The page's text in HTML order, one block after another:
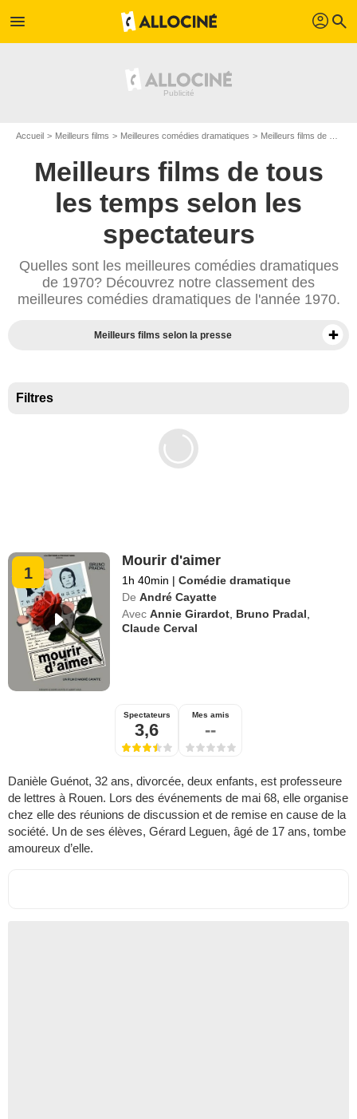
menu profil search
Accueil Meilleurs films Meilleures comédies dramatiques Meilleurs films de 1970
Meilleurs films de tous
les temps selon les
spectateurs
Quelles sont les meilleures comédies dramatiques
de 1970? Découvrez notre classement des
meilleures comédies dramatiques de l'année 1970.
Meilleurs films selon la presse
Filtres
1
Mourir d'aimer
1h 40min | Comédie dramatique
De André Cayatte
Avec Annie Girardot Bruno Pradal
Claude Cerval
Spectateurs
3,6
Mes amis
--
Danièle Guénot, 32 ans, divorcée, deux enfants, est professeure
de lettres à Rouen. Lors des événements de mai 68, elle organise
chez elle des réunions de discussion et de remise en cause de la
société. Un de ses élèves, Gérard Leguen, âgé de 17 ans, tombe
amoureux d’elle.